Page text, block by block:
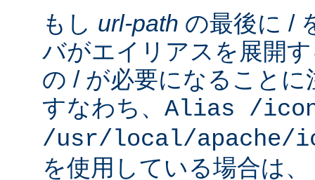
もし url-path の最後に /
バがエイリアスを展開
の / が必要になること
すなわち、 Alias /
/usr/local/apache/
を使用している場合は、